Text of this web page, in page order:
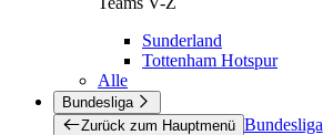
Sunderland
Tottenham Hotspur
Alle
Bundesliga
Zurück zum Hauptmenü Bundesliga